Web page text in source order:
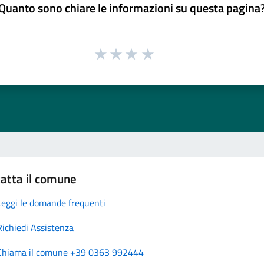
sono chiare le informazioni su questa
il comune
le domande frequenti
Assistenza
il comune +39 0363 992444